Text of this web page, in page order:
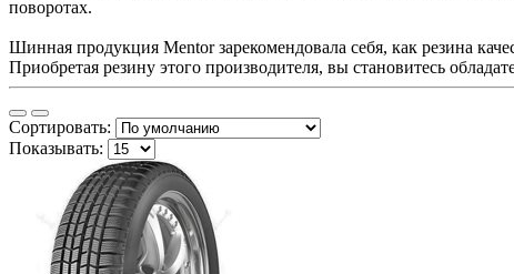
поворотах.
Шинная продукция Mentor зарекомендовала себя, как резина
Приобретая резину этого производителя, вы становитесь
Сортировать:
Показывать: